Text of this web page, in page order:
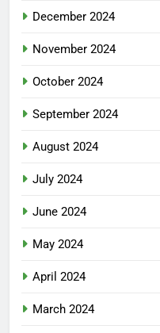
December 2024
November 2024
October 2024
September 2024
August 2024
July 2024
June 2024
May 2024
April 2024
March 2024